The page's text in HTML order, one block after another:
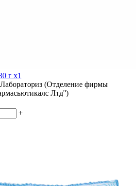
г x1
(Отделение фирмы
Лтд'')
+